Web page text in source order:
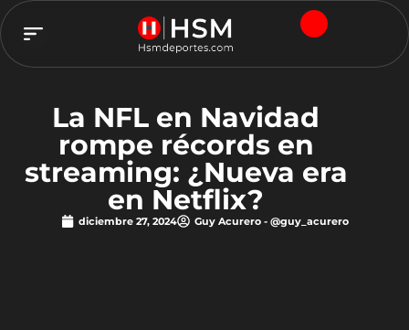
La NFL en Navidad
rompe récords en
streaming: ¿Nueva era
en Netflix?
diciembre 27, 2024 Guy Acurero - @guy_acurero